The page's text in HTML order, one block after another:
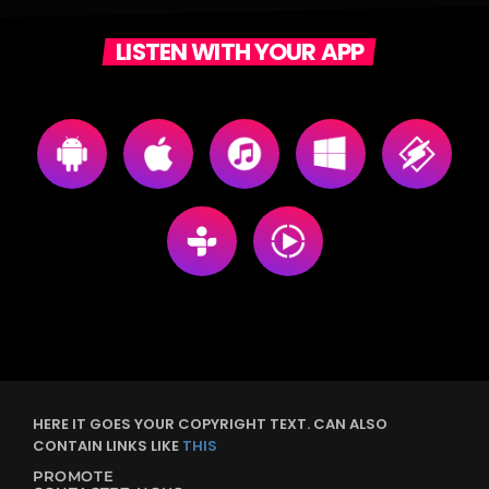
LISTEN WITH YOUR APP
HERE IT GOES YOUR COPYRIGHT TEXT. CAN ALSO
CONTAIN LINKS LIKE THIS
PROMOTE